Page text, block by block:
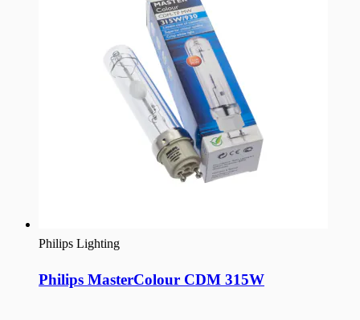
Philips Lighting
Philips MasterColour CDM 315W